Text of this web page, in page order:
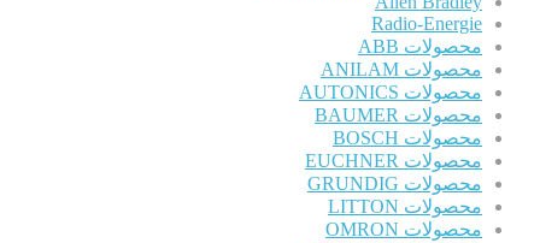
Radio-Energie
محصولات ABB
محصولات ANILAM
محصولات AUTONICS
محصولات BAUMER
محصولات BOSCH
محصولات EUCHNER
محصولات GRUNDIG
محصولات LITTON
محصولات OMRON